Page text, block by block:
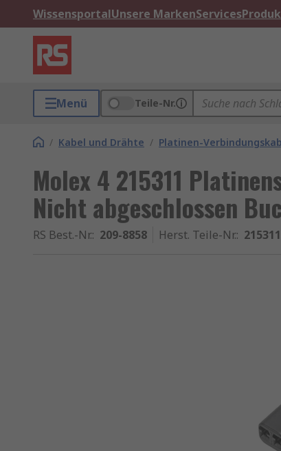
WissensportalUnsere MarkenServices
Menü Teile-Nr.
/ Kabel und Drähte / Platinen-
Molex 4 215311
Nicht abgeschlossen
RS Best.-Nr.: 209-8858 Herst. Teile-Nr.: